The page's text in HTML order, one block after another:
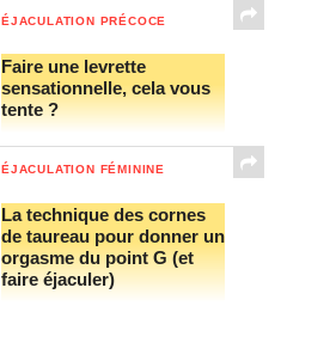
ÉJACULATION PRÉCOCE
Faire une levrette
sensationnelle, cela vous
tente ?
ÉJACULATION FÉMININE
La technique des cornes
de taureau pour donner un
orgasme du point G (et
faire éjaculer)